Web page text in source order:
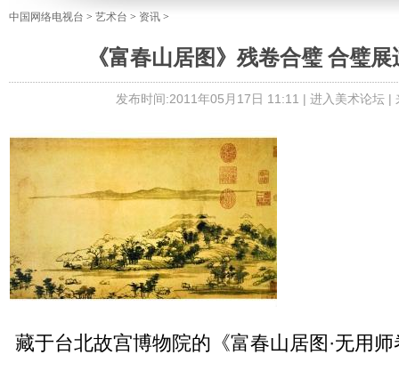
中国网络电视台 > 艺术台 > 资讯 >
《富春山居图》残卷合璧 合璧
发布时间:2011年05月17日 11:11 | 进入美术论坛|
藏于台北故宫博物院的《富春山居图·无用